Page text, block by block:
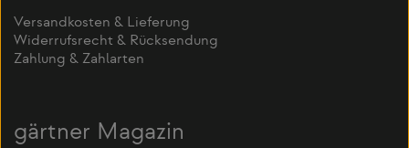
Versandkosten & Lieferung
Widerrufsrecht & Rücksendung
Zahlung & Zahlarten
gärtner Magazin